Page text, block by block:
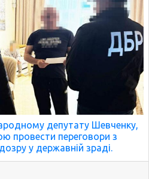
депутату Шевченку,
провести переговори з
у державній зраді.